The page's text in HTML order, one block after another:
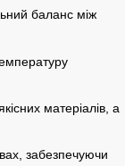
баланс між
матеріалів, а
забезпечуючи